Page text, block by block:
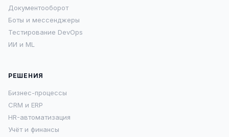
Документооборот
Боты и мессенджеры
Тестирование DevOps
ИИ и ML
РЕШЕНИЯ
Бизнес-процессы
CRM и ERP
HR-автоматизация
Учёт и финансы